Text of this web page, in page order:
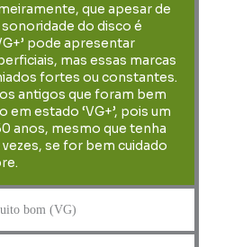
que apesar de
do disco é
pode apresentar
mas essas marcas
fortes ou constantes.
antigos que foram bem
estado ‘VG+’, pois um
anos, mesmo que tenha
se for bem cuidado
bom (VG)